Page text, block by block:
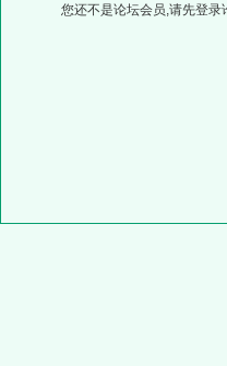
您还不是论坛会员,请先登录